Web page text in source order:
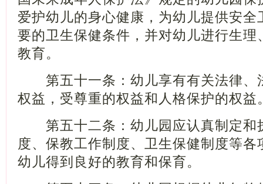
爱护幼儿的身心健康，为幼儿提供安全
要的卫生保健条件，并对幼儿进行生理
教育。
第五十一条：幼儿享有有关法律、
权益，受尊重的权益和人格保护的权益
第五十二条：幼儿园应认真制定和
度、保教工作制度、卫生保健制度等
幼儿得到良好的教育和保育。